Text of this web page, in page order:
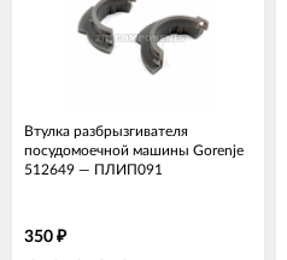
Втулка разбрызгивателя
посудомоечной машины Gorenje
512649 — ПЛИП091
350 ₽